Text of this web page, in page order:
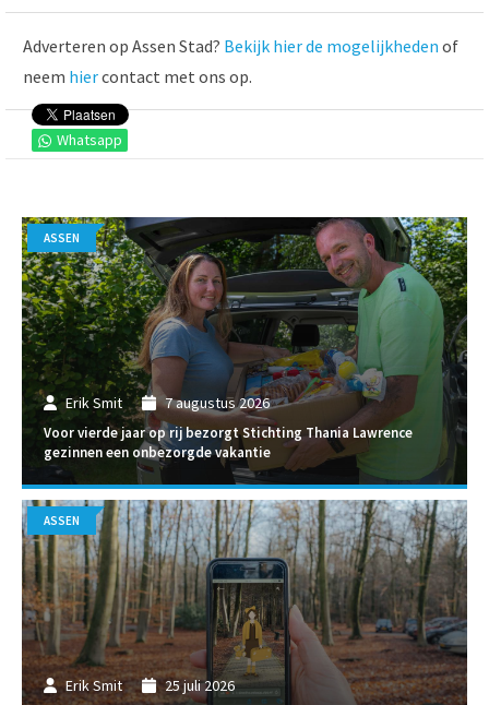
Whatsapp
Adverteren op Assen Stad? Bekijk hier de mogelijkheden of
neem hiercontact met ons op.
Erik Smit 7 augustus 2026
Voor vierde jaar op rij bezorgt Stichting Thania Lawrence
gezinnen een onbezorgde vakantie
ASSEN
Erik Smit 25 juli 2026
ASSEN